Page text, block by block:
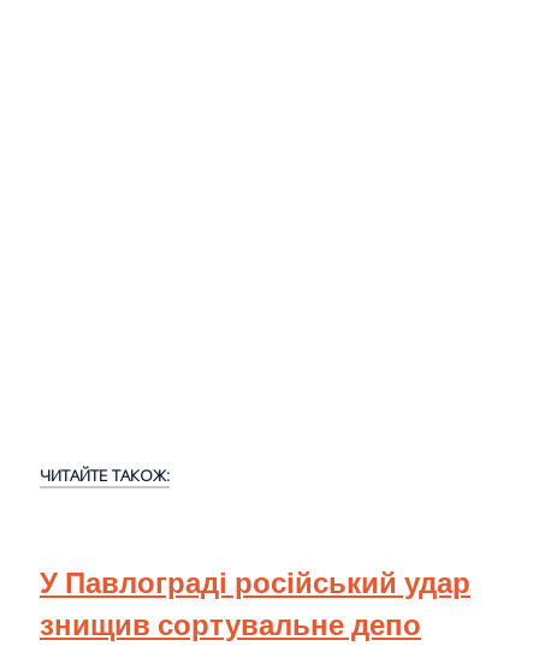
ЧИТАЙТЕ ТАКОЖ:
У Павлограді російський удар
знищив сортувальне депо